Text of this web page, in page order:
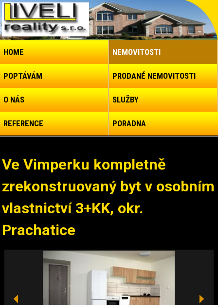
HOME NEMOVITOSTI
POPTÁVÁM PRODANÉ NEMOVITOSTI
O NÁS SLUŽBY
REFERENCE PORADNA
Ve Vimperku kompletně
zrekonstruovaný byt v osobním
vlastnictví 3+KK, okr.
Prachatice